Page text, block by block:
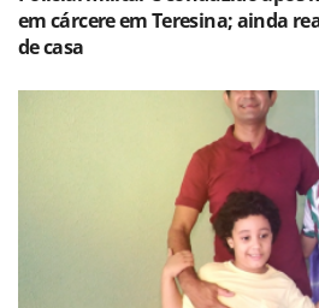
em cárcere em Teresina; ainda
de casa